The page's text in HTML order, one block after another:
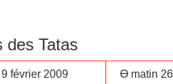
des Tatas
février 2009 Ө matin